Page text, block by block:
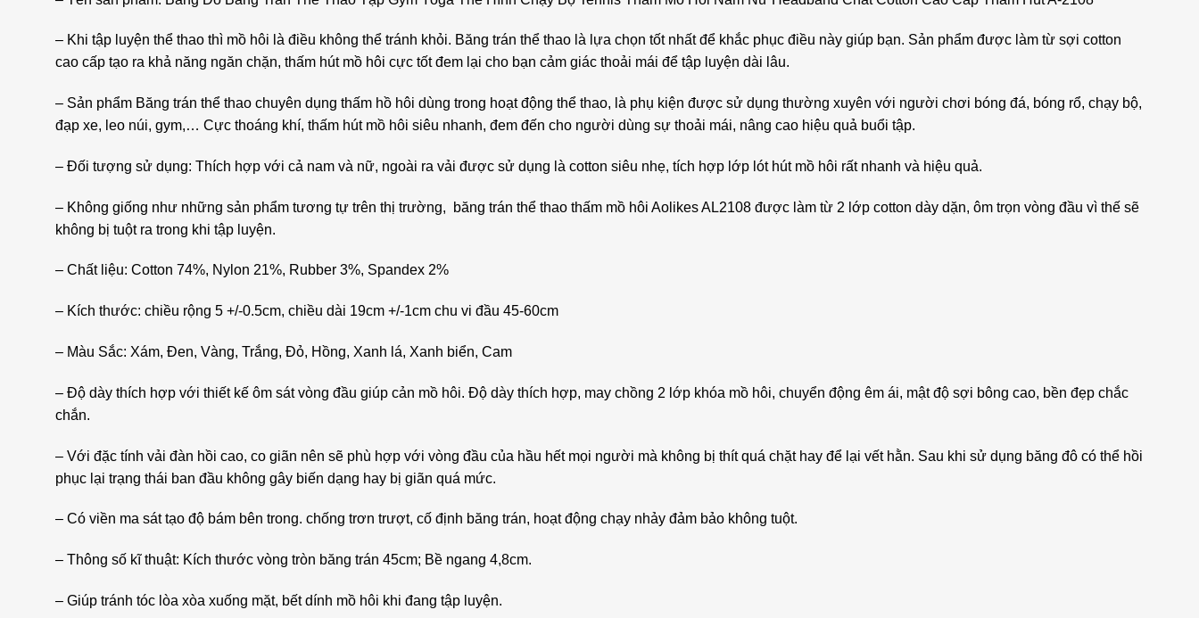
– Khi tập luyện thể thao thì mồ hôi là điều không thể tránh khỏi. Băng trán thể thao là lựa chọn tốt nhất để khắc phục điều này giúp bạn. Sản phẩm được làm từ sợi cotton
cao cấp tạo ra khả năng ngăn chặn, thấm hút mồ hôi cực tốt đem lại cho bạn cảm giác thoải mái để tập luyện dài lâu.
– Sản phẩm Băng trán thể thao chuyên dụng thấm hồ hôi dùng trong hoạt động thể thao, là phụ kiện được sử dụng thường xuyên với người chơi bóng đá, bóng rổ, chạy bộ,
đạp xe, leo núi, gym,… Cực thoáng khí, thấm hút mồ hôi siêu nhanh, đem đến cho người dùng sự thoải mái, nâng cao hiệu quả buổi tập.
– Đối tượng sử dụng: Thích hợp với cả nam và nữ, ngoài ra vải được sử dụng là cotton siêu nhẹ, tích hợp lớp lót hút mồ hôi rất nhanh và hiệu quả.
– Không giống như những sản phẩm tương tự trên thị trường, băng trán thể thao thấm mồ hôi Aolikes AL2108 được làm từ 2 lớp cotton dày dặn, ôm trọn vòng đầu vì thế sẽ
không bị tuột ra trong khi tập luyện.
– Chất liệu: Cotton 74%, Nylon 21%, Rubber 3%, Spandex 2%
– Kích thước: chiều rộng 5 +/-0.5cm, chiều dài 19cm +/-1cm chu vi đầu 45-60cm
– Màu Sắc: Xám, Đen, Vàng, Trắng, Đỏ, Hồng, Xanh lá, Xanh biển, Cam
– Độ dày thích hợp với thiết kế ôm sát vòng đầu giúp cản mồ hôi. Độ dày thích hợp, may chồng 2 lớp khóa mồ hôi, chuyển động êm ái, mật độ sợi bông cao, bền đẹp chắc
chắn.
– Với đặc tính vải đàn hồi cao, co giãn nên sẽ phù hợp với vòng đầu của hầu hết mọi người mà không bị thít quá chặt hay để lại vết hằn. Sau khi sử dụng băng đô có thể hồi
phục lại trạng thái ban đầu không gây biến dạng hay bị giãn quá mức.
– Có viền ma sát tạo độ bám bên trong. chống trơn trượt, cố định băng trán, hoạt động chạy nhảy đảm bảo không tuột.
– Thông số kĩ thuật: Kích thước vòng tròn băng trán 45cm; Bề ngang 4,8cm.
– Giúp tránh tóc lòa xòa xuống mặt, bết dính mồ hôi khi đang tập luyện.